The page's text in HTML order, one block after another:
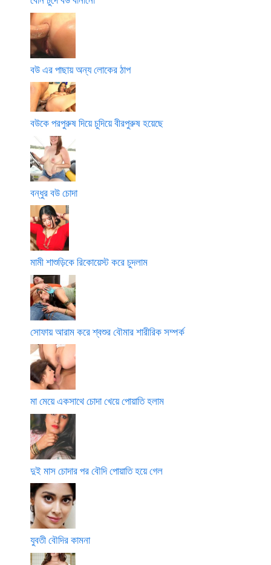
বউ এর পাছায় অন্য লোকের ঠাপ
বউকে পরপুরুষ দিয়ে চুদিয়ে বীরপুরুষ হয়েছে
বন্ধুর বউ চোদা
মামী শাশুড়িকে রিকোয়েস্ট করে চুদলাম
সোফায় আরাম করে শ্বশুর বৌমার শারীরিক সম্পর্ক
মা মেয়ে একসাথে চোদা খেয়ে পোয়াতি হলাম
দুই মাস চোদার পর বৌদি পোয়াতি হয়ে গেল
যুবতী বৌদির কামনা